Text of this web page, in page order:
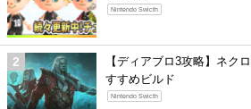
Nintendo Swicth
【ディアブロ3攻略】ネク
すすめビルド
Nintendo Swicth